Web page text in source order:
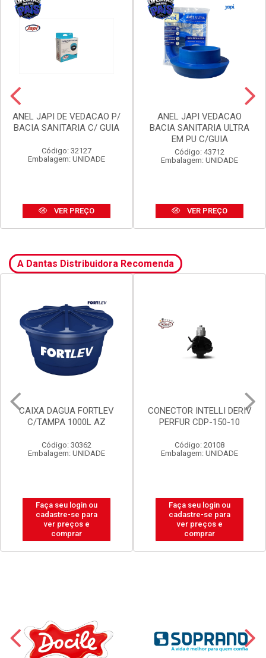
ANEL JAPI DE VEDACAO P/
BACIA SANITARIA C/ GUIA
Código: 32127
Embalagem: UNIDADE
VER PREÇO
ANEL JAPI VEDACAO
BACIA SANITARIA ULTRA
EM PU C/GUIA
Código: 43712
Embalagem: UNIDADE
VER PREÇO
A Dantas Distribuidora Recomenda
CAIXA DAGUA FORTLEV
C/TAMPA 1000L AZ
Código: 30362
Embalagem: UNIDADE
Faça seu login ou
cadastre-se para
ver preços e
comprar
CONECTOR INTELLI DERIV
PERFUR CDP-150-10
Código: 20108
Embalagem: UNIDADE
Faça seu login ou
cadastre-se para
ver preços e
comprar